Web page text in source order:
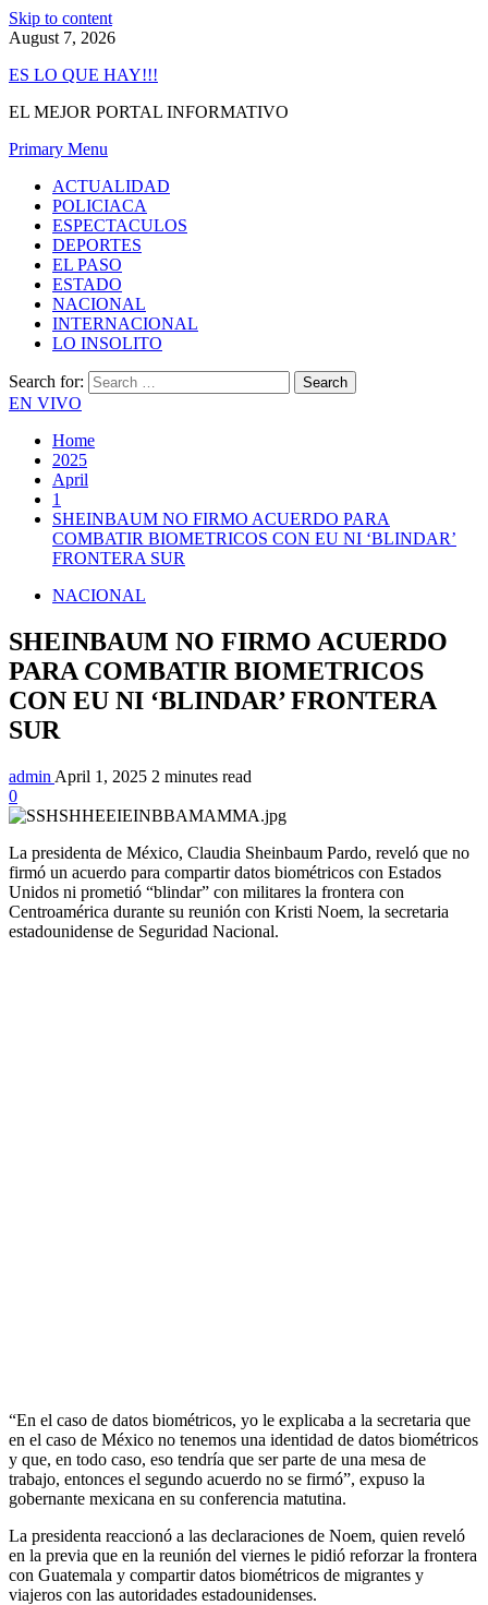
Skip to content
August 7, 2026
ES LO QUE HAY!!!
EL MEJOR PORTAL INFORMATIVO
Primary Menu
ACTUALIDAD
POLICIACA
ESPECTACULOS
DEPORTES
EL PASO
ESTADO
NACIONAL
INTERNACIONAL
LO INSOLITO
Search for:
EN VIVO
Home
2025
April
1
SHEINBAUM NO FIRMO ACUERDO PARA
COMBATIR BIOMETRICOS CON EU NI ‘BLINDAR’
FRONTERA SUR
NACIONAL
SHEINBAUM NO FIRMO ACUERDO
PARA COMBATIR BIOMETRICOS
CON EU NI ‘BLINDAR’ FRONTERA
SUR
admin April 1, 2025 2 minutes read
0
La presidenta de México, Claudia Sheinbaum Pardo, reveló que no
firmó un acuerdo para compartir datos biométricos con Estados
Unidos ni prometió “blindar” con militares la frontera con
Centroamérica durante su reunión con Kristi Noem, la secretaria
estadounidense de Seguridad Nacional.
“En el caso de datos biométricos, yo le explicaba a la secretaria que
en el caso de México no tenemos una identidad de datos biométricos
y que, en todo caso, eso tendría que ser parte de una mesa de
trabajo, entonces el segundo acuerdo no se firmó”, expuso la
gobernante mexicana en su conferencia matutina.
La presidenta reaccionó a las declaraciones de Noem, quien reveló
en la previa que en la reunión del viernes le pidió reforzar la frontera
con Guatemala y compartir datos biométricos de migrantes y
viajeros con las autoridades estadounidenses.